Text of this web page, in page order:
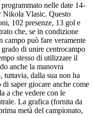
nelle date 14-
Nikola Vlasic. Questo
102 presenze, 13 gol e
che, se in condizione
campo può fare veramente
di unire centrocampo
stesso di utilizzare il
anche la manovra
tuttavia, dalla sua non ha
saper giocare anche come
a che vedere con le
La grafica (fornita da
metà del campionato,